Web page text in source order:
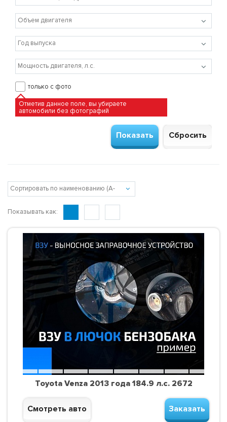
только с фото
Отметив данное поле, вы убираете
автомобили без фотографий
Показывать как:
Toyota Venza 2013 года 184.9 л.с. 2672
Смотреть авто Заказать